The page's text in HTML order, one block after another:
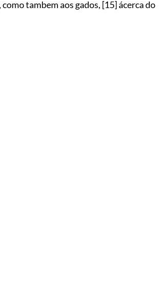
tambem aos gados, [15]ácerca do